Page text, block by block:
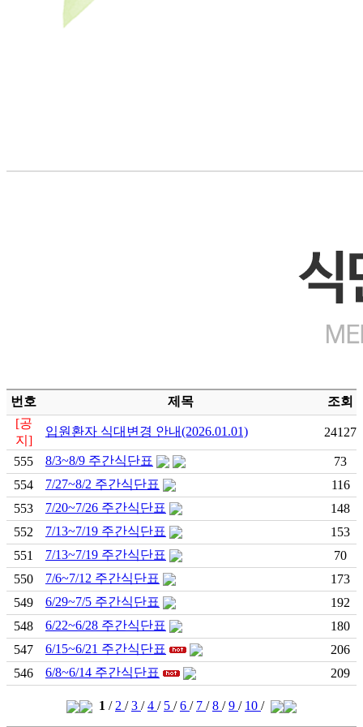
번호 제목
조회
[공
지]
입원환자 식대변경 안내(2026.01.01) 24127
555 8/3~8/9 주간식단표
73
554
7/27~8/2 주간식단표
116
553
7/20~7/26 주간식단표
148
552
7/13~7/19 주간식단표
153
551
7/13~7/19 주간식단표
70
550
7/6~7/12 주간식단표
173
549
6/29~7/5 주간식단표
192
548
6/22~6/28 주간식단표
180
547
6/15~6/21 주간식단표
206
546
6/8~6/14 주간식단표 209
1 / 2 /3 /4 / 5 /6 / 7 /8 /9 / 10 /